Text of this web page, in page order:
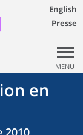
English
Presse
MENU
en
2010